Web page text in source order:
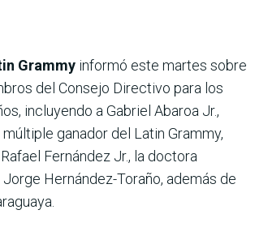
Grammy informó este martes sobre
del Consejo Directivo para los
incluyendo a Gabriel Abaroa Jr.,
ganador del Latin Grammy,
Fernández Jr., la doctora
Hernández-Toraño, además de